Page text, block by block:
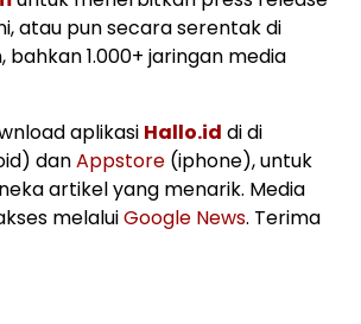
atau pun secara serentak di
bahkan 1.000+ jaringan media
aplikasi Hallo.id di di
danAppstore (iphone), untuk
artikel yang menarik. Media
melaluiGoogle News. Terima